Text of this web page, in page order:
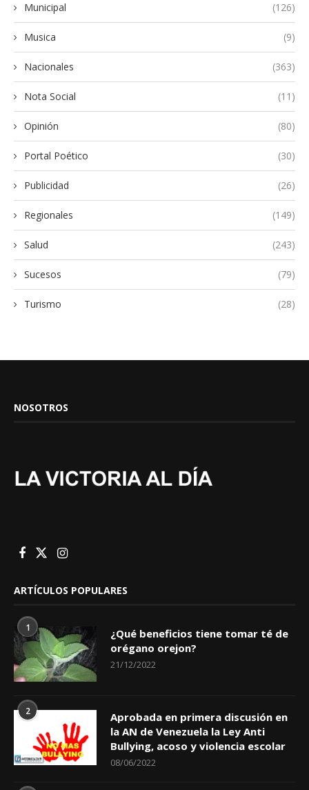
Municipal (126)
Musica (9)
Nacionales (363)
Nota Social (11)
Opinión (80)
Portal Poético (30)
Publicidad (26)
Regionales (149)
Salud (243)
Sucesos (79)
Turismo (28)
NOSOTROS
ARTÍCULOS POPULARES
1
¿Qué beneficios tiene tomar té de
orégano orejon?
21/12/2022
2
Aprobada en primera discusión en
la AN de Venezuela la Ley Anti
Bullying, acoso y violencia escolar
08/06/2022